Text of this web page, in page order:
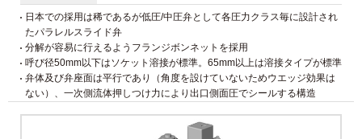
日本での採用は稀であるが低圧/中圧弁として各圧力クラス毎に設計され
たパラレルスライド弁
分解が容易に行えるようフランジボンネットを採用
呼び径50mm以下はソケット溶接が標準。65mm以上は溶接タイプが標準
弁体及び弁座面は平行であり（角度を設けていないためウエッジ効果は
ない）、一次側流体押しつけ力により出口側面圧でシールする構造